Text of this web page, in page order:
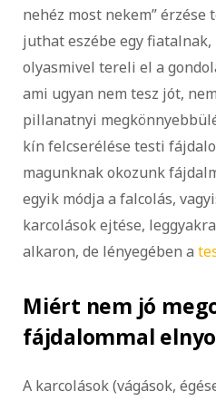
nehéz most nekem”
juthat eszébe egy fiatalnak,
olyasmivel tereli el a
ami ugyan nem tesz jót,
pillanatnyi
kín felcserélése testi
magunknak okozunk
egyik módja a falcolás,
karcolások ejtése,
alkaron, de lényegében a
Miért nem jó
fájdalommal
A karcolások (vágások,